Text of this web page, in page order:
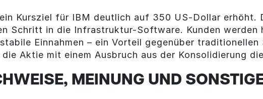
Kursziel für IBM deutlich auf 350 US-Dollar erhöht.
Schritt in die Infrastruktur-Software. Kunden werden
Einnahmen – ein Vorteil gegenüber
Aktie mit einem Ausbruch aus der Konsolidierung
MEINUNG UND